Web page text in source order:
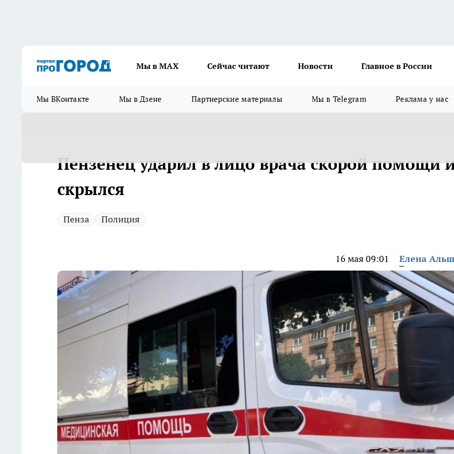
Мы в МАХ Сейчас читают Новости Главное в России
Мы ВКонтакте Мы в Дзене Партнерские материалы Мы в Telegram Реклама у нас
Пензенец ударил в лицо врача скорой помощи
скрылся
Пенза Полиция
16 мая 09:01 Елена